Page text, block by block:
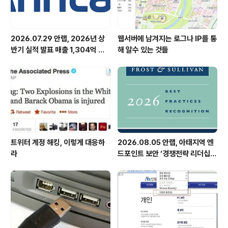
2026.07.29 안랩, 2026년 상
반기 실적 발표 매출 1,304억 원,
웹서버에 남겨지는 로그나 IP를 통
해 알수 있는 것들
트위터 계정 해킹, 이렇게 대응하
라
2026.08.05 안랩, 아태지역 엔
드포인트 보안 ‘경쟁전략 리더십’